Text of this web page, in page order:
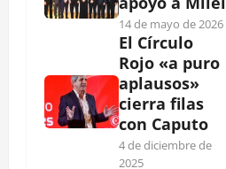
14 de mayo de 2026
El Círculo
Rojo «a puro
aplausos»
cierra filas
con Caputo
4 de diciembre de
2025